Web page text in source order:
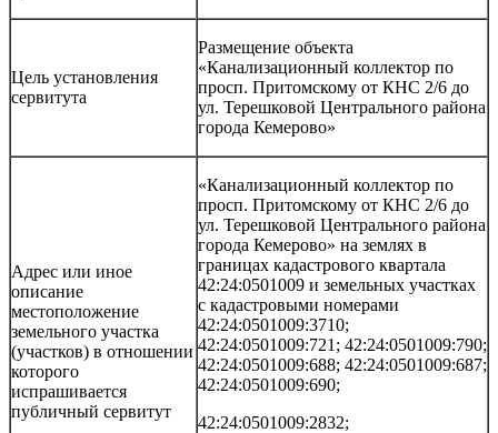
Цель установления
сервитута
Размещение объекта
«Канализационный коллектор по
просп. Притомскому от КНС 2/6 до
ул. Терешковой Центрального района
города Кемерово»
Адрес или иное
описание
местоположение
земельного участка
(участков) в отношении
которого
испрашивается
публичный сервитут
«Канализационный коллектор по
просп. Притомскому от КНС 2/6 до
ул. Терешковой Центрального района
города Кемерово» на землях в
границах кадастрового квартала
42:24:0501009 и земельных участках
с кадастровыми номерами
42:24:0501009:3710;
42:24:0501009:721; 42:24:0501009:790;
42:24:0501009:688; 42:24:0501009:687;
42:24:0501009:690;
42:24:0501009:2832;